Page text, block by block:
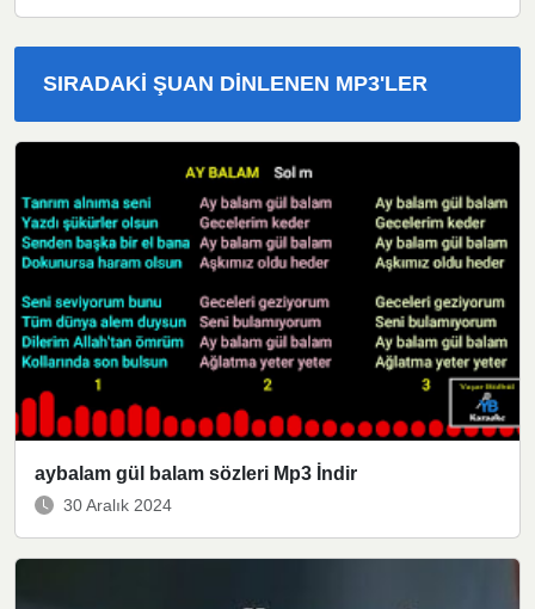
SIRADAKI ŞUAN DINLENEN MP3'LER
aybalam gül balam sözleri Mp3 İndir
30 Aralık 2024